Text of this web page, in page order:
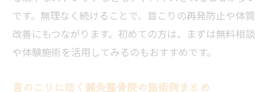
です。無理なく続けることで、首こりの再発防止や体質
改善にもつながります。初めての方は、まずは無料相談
や体験施術を活用してみるのもおすすめです。
首のこりに効く鍼灸整骨院の施術例まとめ